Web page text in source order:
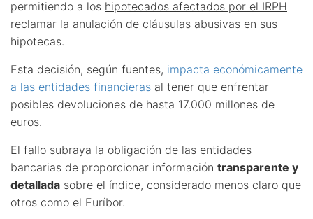
permitiendo a los hipotecados afectados por el IRPH
reclamar la anulación de cláusulas abusivas en sus
hipotecas.
Esta decisión, según fuentes, impacta económicamente
a las entidades financieras al tener que enfrentar
posibles devoluciones de hasta 17.000 millones de
euros.
El fallo subraya la obligación de las entidades
bancarias de proporcionar información transparente y
detallada sobre el índice, considerado menos claro que
otros como el Euríbor.